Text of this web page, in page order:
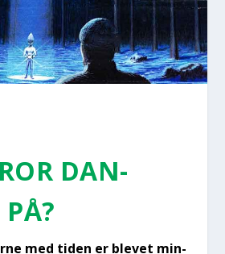
DAN­
PÅ?
med tiden er ble­vet min­